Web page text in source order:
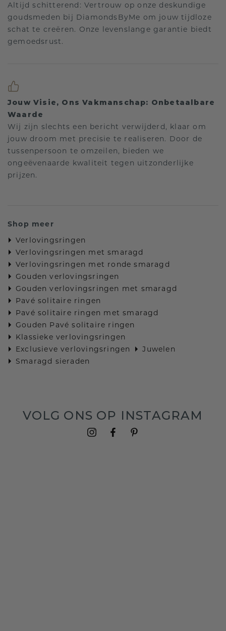
Altijd schitterend: Vertrouw op onze deskundige
goudsmeden bij DiamondsByMe om jouw tijdloze
schat te creëren. Onze levenslange garantie biedt
gemoedsrust.
Jouw Visie, Ons Vakmanschap: Onbetaalbare
Waarde
Wij zijn slechts een bericht verwijderd, klaar om
jouw droom met precisie te realiseren. Door de
tussenpersoon te omzeilen, bieden we
ongeëvenaarde kwaliteit tegen uitzonderlijke
prijzen.
Shop meer
Verlovingsringen
Verlovingsringen met smaragd
Verlovingsringen met ronde smaragd
Gouden verlovingsringen
Gouden verlovingsringen met smaragd
Pavé solitaire ringen
Pavé solitaire ringen met smaragd
Gouden Pavé solitaire ringen
Klassieke verlovingsringen
Exclusieve verlovingsringen
Juwelen
Smaragd sieraden
VOLG ONS OP INSTAGRAM